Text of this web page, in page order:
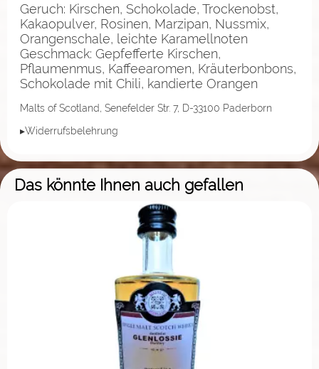
Geruch: Kirschen, Schokolade, Trockenobst,
Kakaopulver, Rosinen, Marzipan, Nussmix,
Orangenschale, leichte Karamellnoten
Geschmack: Gepfefferte Kirschen,
Pflaumenmus, Kaffeearomen, Kräuterbonbons,
Schokolade mit Chili, kandierte Orangen
Malts of Scotland, Senefelder Str. 7, D-33100 Paderborn
▸Widerrufsbelehrung
Das könnte Ihnen auch gefallen